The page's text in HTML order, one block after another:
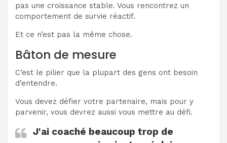
pas une croissance stable. Vous rencontrez un
comportement de survie réactif.
Et ce n’est pas la même chose.
Bâton de mesure
C’est le pilier que la plupart des gens ont besoin
d’entendre.
Vous devez défier votre partenaire, mais pour y
parvenir, vous devrez aussi vous mettre au défi.
J'ai coaché ​​beaucoup trop de